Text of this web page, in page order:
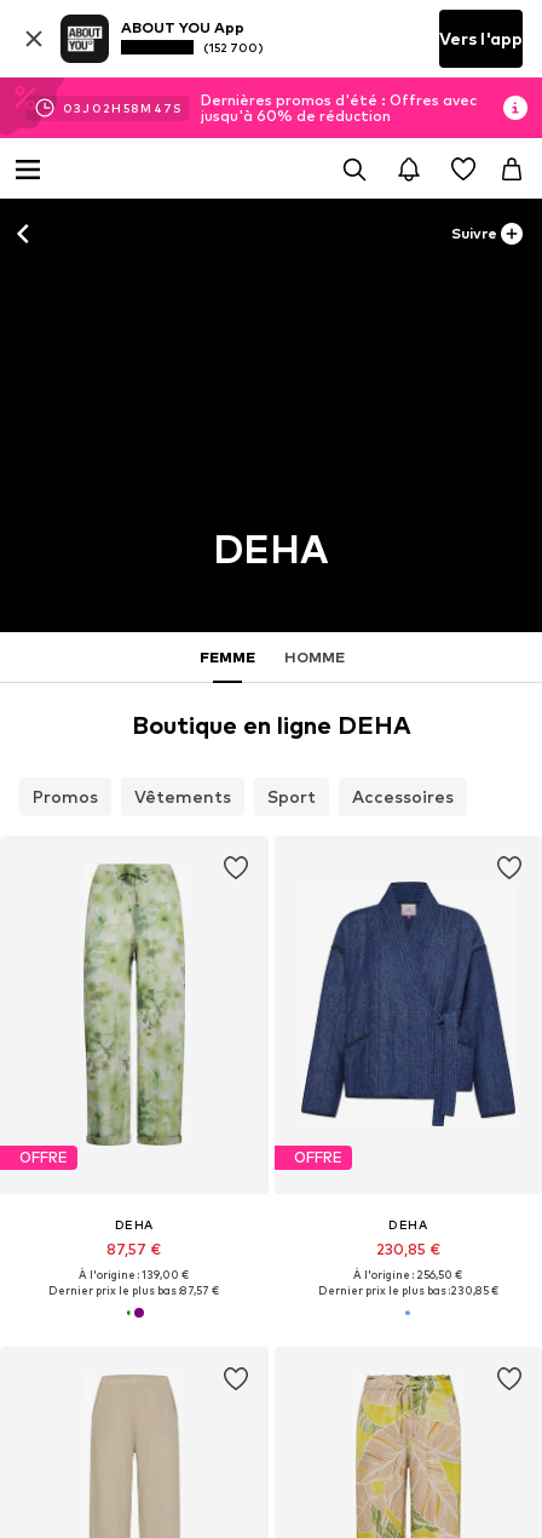
ABOUT YOU App
(152 700) Vers l'app
03J 02H 58M 45 S
Dernières promos d'été : Offres avec
jusqu'à 60% de réduction
Suivre
DEHA
FEMME HOMME
Boutique en ligne DEHA
Promos Vêtements Sport Accessoires
OFFRE
DEHA
87,57 €
À l'origine : 139,00 €
Dernier prix le plus bas :87,57 €
OFFRE
DEHA
230,85 €
À l'origine : 256,50 €
Dernier prix le plus bas :230,85 €